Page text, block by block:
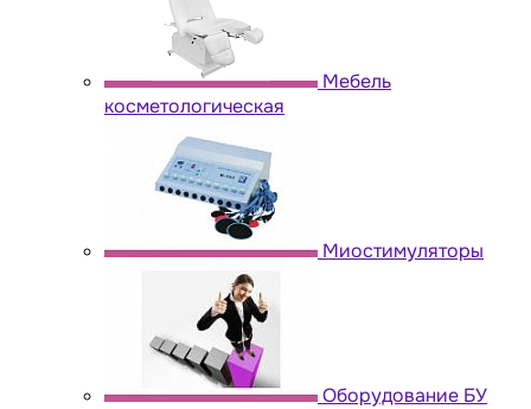
Мебель
косметологическая
Миостимуляторы
Оборудование БУ